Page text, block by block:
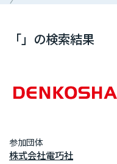
「」の検索結果
参加団体
株式会社電巧社